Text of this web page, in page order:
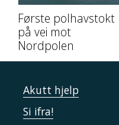
Første polhavstokt
på vei mot
Nordpolen
Akutt hjelp
Si ifra!